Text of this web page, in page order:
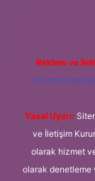
Reklam ve
Yasal Uyarı:
ve İletişim
olarak hizmet
olarak denetleme